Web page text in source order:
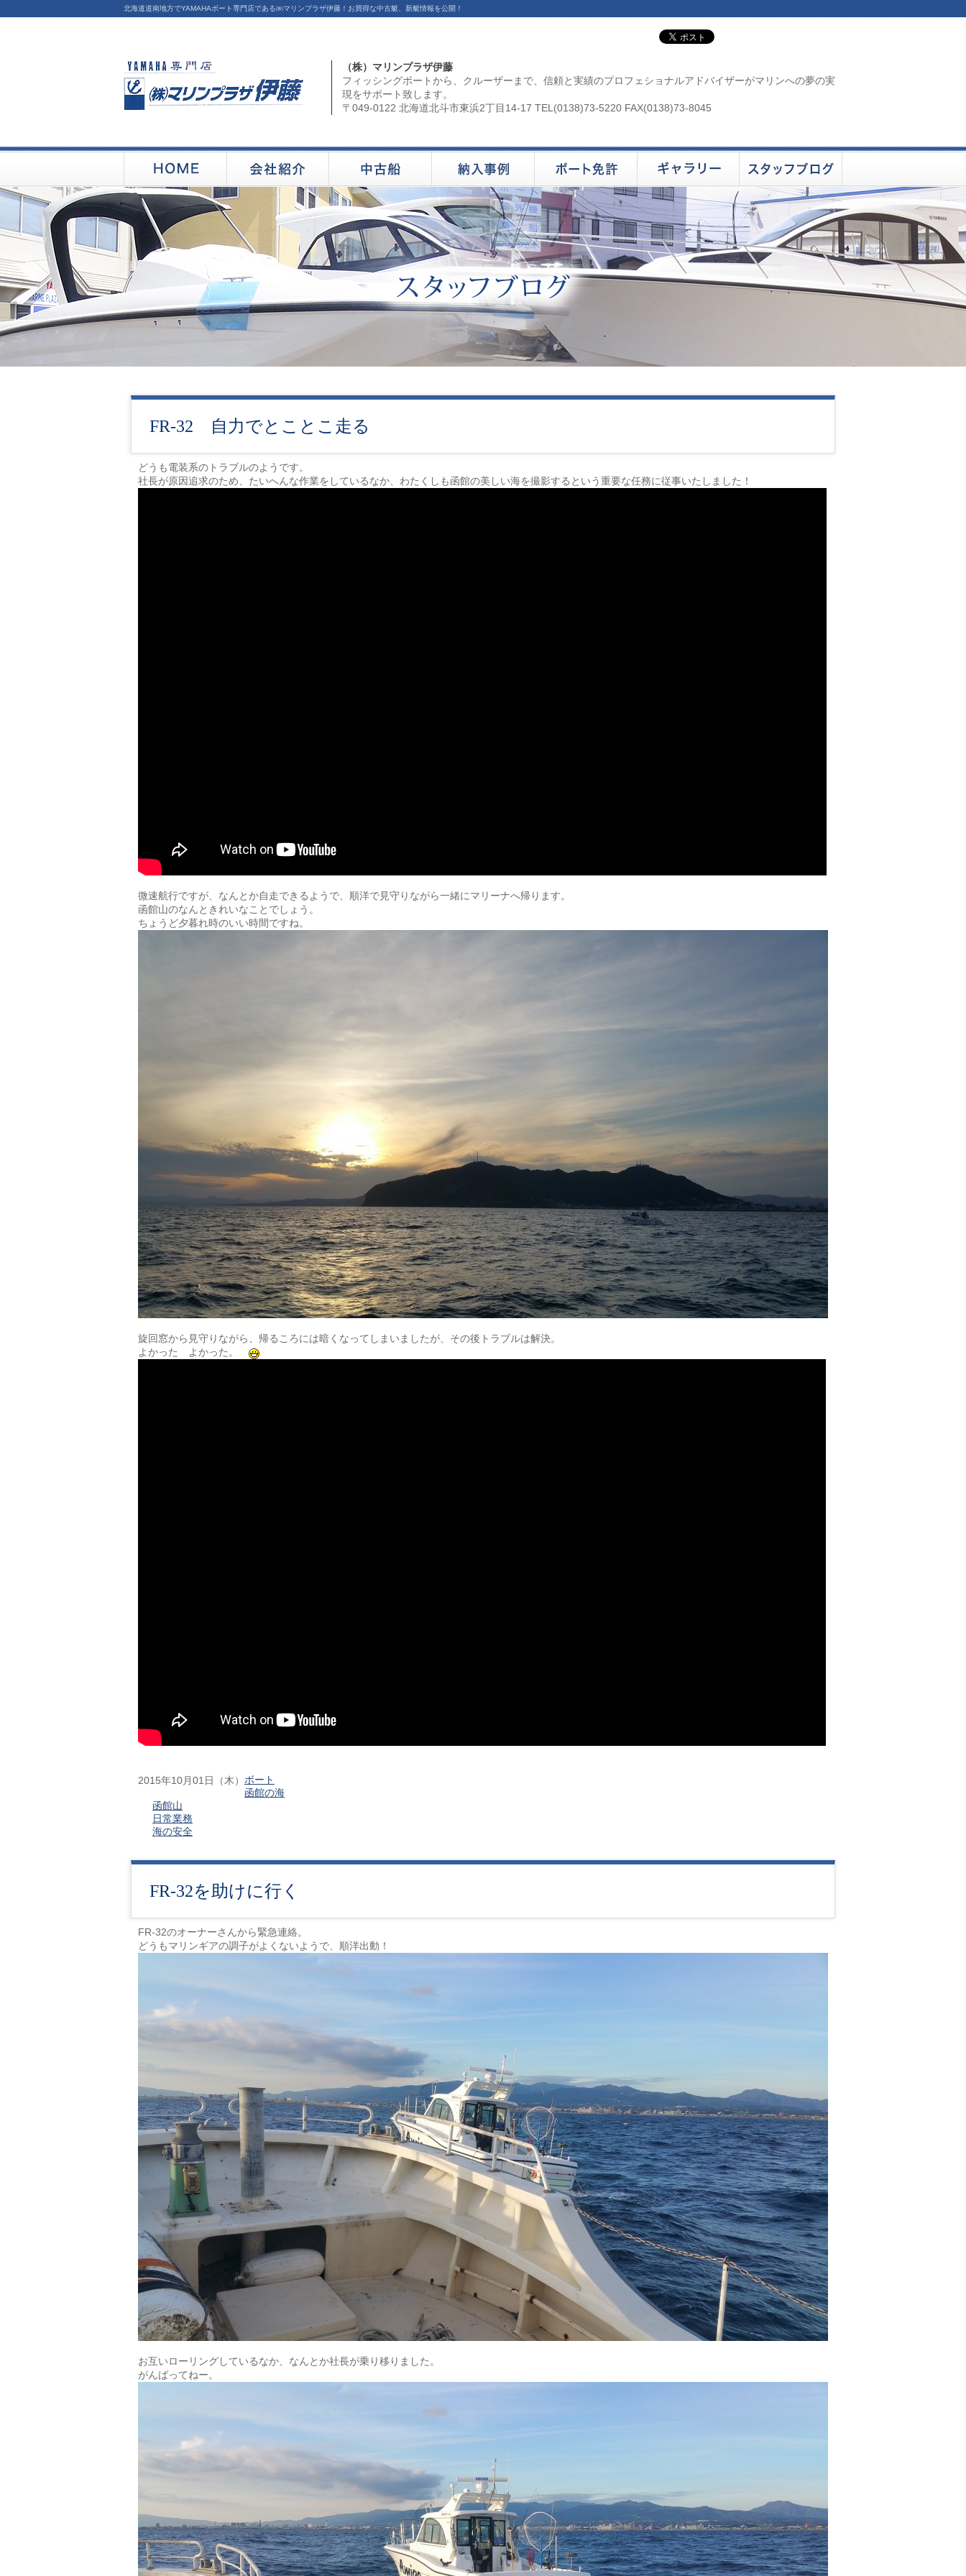
北海道道南地方でYAMAHAボート専門店である㈱マリンプラザ伊藤！お買得な中古艇、新艇情報を公開！
（株）マリンプラザ伊藤
フィッシングボートから、クルーザーまで、信頼と実績のプロフェショナルアドバイザーがマリンへの夢の実
現をサポート致します。
〒049-0122 北海道北斗市東浜2丁目14-17 TEL(0138)73-5220 FAX(0138)73-8045
FR-32 自力でとことこ走る
どうも電装系のトラブルのようです。
社長が原因追求のため、たいへんな作業をしているなか、わたくしも函館の美しい海を撮影するという重要な任務に従事いたしました！
微速航行ですが、なんとか自走できるようで、順洋で見守りながら一緒にマリーナへ帰ります。
函館山のなんときれいなことでしょう。
ちょうど夕暮れ時のいい時間ですね。
旋回窓から見守りながら、帰るころには暗くなってしまいましたが、その後トラブルは解決。
よかった よかった。
2015年10月01日（木） ボート
函館の海
函館山
日常業務
海の安全
FR-32を助けに行く
FR-32のオーナーさんから緊急連絡。
どうもマリンギアの調子がよくないようで、順洋出動！
お互いローリングしているなか、なんとか社長が乗り移りました。
がんばってねー。